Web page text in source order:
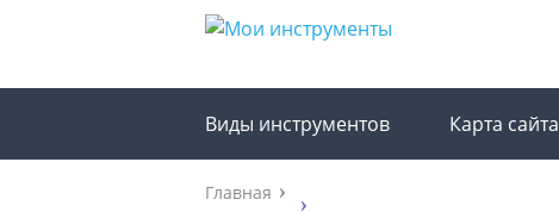
Виды инструментов Карта сайта
Главная